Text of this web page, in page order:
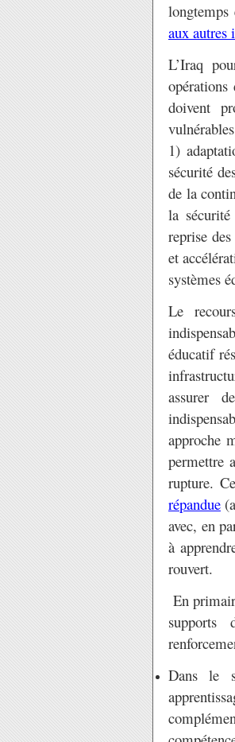
longtemps
aux autres
L’Iraq
doivent
1)
sécurité
de la
la
reprise
et
systèmes
Le
éducatif
assurer
approche
permettre
rupture.
répandue
avec, en
à
rouvert.
En
supports
Dans le